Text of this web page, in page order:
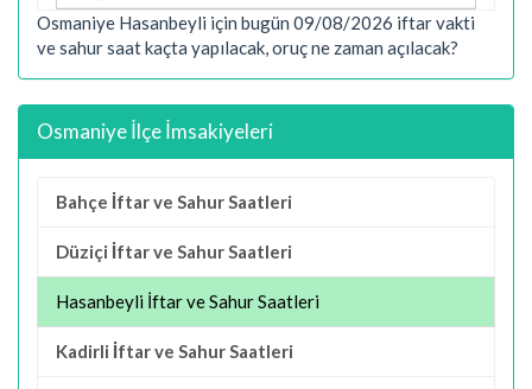
Osmaniye Hasanbeyli için bugün 09/08/2026 iftar vakti
ve sahur saat kaçta yapılacak, oruç ne zaman açılacak?
Osmaniye İlçe İmsakiyeleri
Bahçe İftar ve Sahur Saatleri
Düziçi İftar ve Sahur Saatleri
Hasanbeyli İftar ve Sahur Saatleri
Kadirli İftar ve Sahur Saatleri